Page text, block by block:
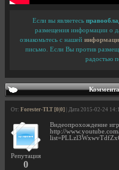
Если вы являетесь
размещения информации о
ознакомьтесь с нашей
письмо. Если Вы против
радостью
От: Forester-TLT [0|0] | Дата 2015-02-24
Репутация
0
Видеопрохождение
http://